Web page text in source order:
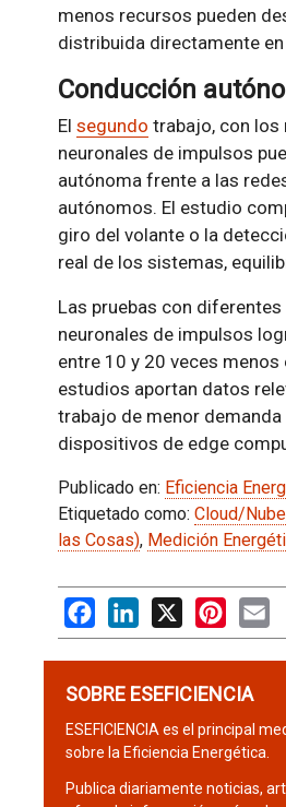
menos recursos pueden
distribuida directamente
Conducción
El segundo trabajo, con los
neuronales de impulsos
autónoma frente a las
autónomos. El estudio
giro del volante o la
real de los sistemas,
Las pruebas con
neuronales de impulsos
entre 10 y 20 veces
estudios aportan datos
trabajo de menor
dispositivos de edge
Publicado en: Eficiencia
Etiquetado como: Cloud/Nube
las Cosas), Medición
FacebookLinkedIn
X Pinterest
SOBRE ESEFICIENCIA
ESEFICIENCIA es el principal
sobre la Eficiencia Energética.
Publica diariamente noticias,